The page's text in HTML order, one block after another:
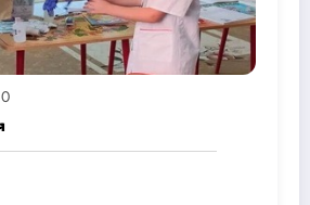
0